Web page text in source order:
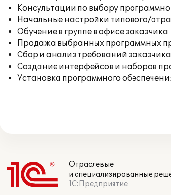
Консультации по выбору
Начальные настройки типового/
Обучение в группе в офисе заказчика
Продажа выбранных программных
Сбор и анализ требований
Создание интерфейсов и наборов
Установка программного
Отраслевые
и специализированные
1С:Предприятие